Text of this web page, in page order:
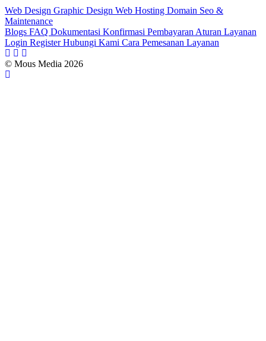
Web Design Graphic Design Web Hosting Domain Seo &
Maintenance
Blogs FAQ Dokumentasi Konfirmasi Pembayaran Aturan Layanan
Login RegisterHubungi Kami Cara Pemesanan Layanan
© Mous Media 2026